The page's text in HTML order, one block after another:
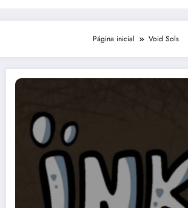
Página inicial Void Sols